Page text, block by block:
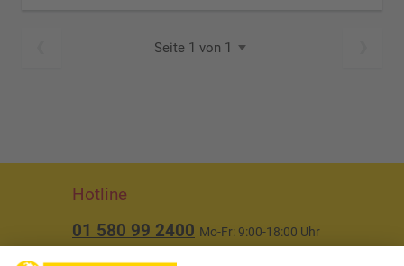
Seite 1 von 1
Hotline
01 580 99 2400 Mo-Fr: 9:00-18:00 Uhr